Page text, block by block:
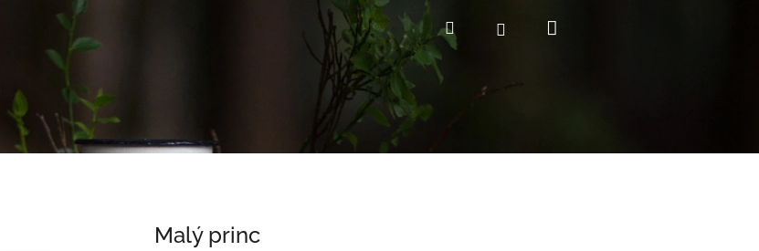
HledatPřihlášení
Malý princ